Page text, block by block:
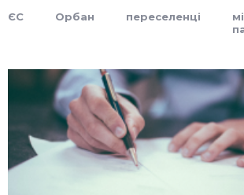
ЄС Орбан переселенці